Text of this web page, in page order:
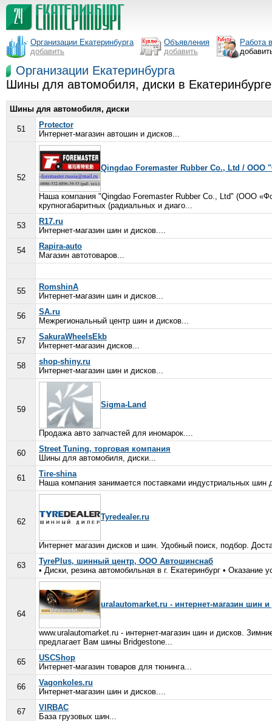
Организации Екатеринбурга
добавить
Объявления
добавить
Работа
Организации Екатеринбурга
Шины для автомобиля, диски в Екатеринбурге
Шины для автомобиля, диски
51
Protector
Интернет-магазин автошин и дисков...
52
Qingdao Foremaster Rubber Co., Ltd / ООО
Наша компания "Qingdao Foremaster Rubber Co., Ltd" (ООО
крупногабаритных (радиальных и диаго...
53
R17.ru
Интернет-магазин шин и дисков....
54
Rapira-auto
Магазин автотоваров...
55
RomshinA
Интернет-магазин шин и дисков...
56
SA.ru
Межрегиональный центр шин и дисков...
57
SakuraWheelsEkb
Интернет-магазин дисков...
58
shop-shiny.ru
Интернет-магазин шин и дисков...
59
Sigma-Land
Продажа авто запчастей для иномарок....
60
Street Tuning, торговая компания
Шины для автомобиля, диски...
61
Tire-shina
Наша компания занимается поставками индустриальных
62
Tyredealer.ru
Интернет магазин дисков и шин. Удобный поиск, подбор.
63
TyrePlus, шинный центр, ООО Автошинснаб
• Диски, резина автомобильная в г. Екатеринбург • Оказание
64
uralautomarket.ru - интернет-магазин шин и
www.uralautomarket.ru - интернет-магазин шин и дисков.
предлагает Вам шины Bridgestone...
65
USCShop
Интернет-магазин товаров для тюнинга...
66
Vagonkoles.ru
Интернет-магазин шин и дисков....
67
VIRBAC
База грузовых шин...